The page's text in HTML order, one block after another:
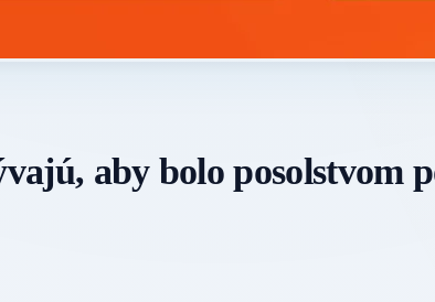
aby bolo posolstvom